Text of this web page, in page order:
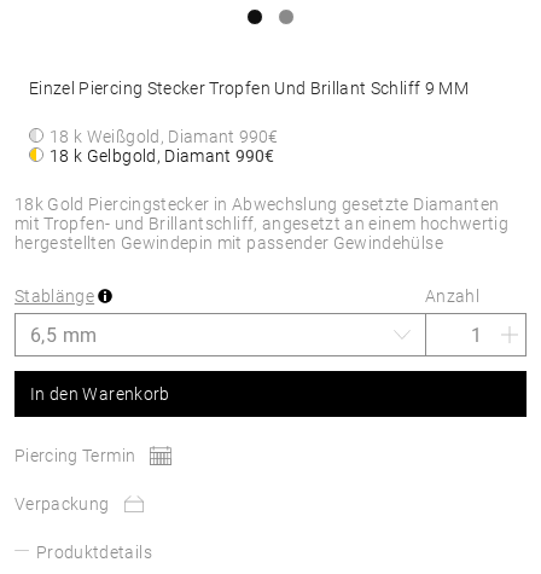
18k Gold Piercingstecker in Abwechslung gesetzte Diamanten
mit Tropfen- und Brillantschliff, angesetzt an einem hochwertig
hergestellten Gewindepin mit passender Gewindehülse
Einzel Piercing Stecker Tropfen Und Brillant Schliff 9 MM
18 k Weißgold, Diamant990€
18 k Gelbgold, Diamant990€
Stablänge Anzahl
In den Warenkorb
Piercing Termin
Verpackung
Produktdetails